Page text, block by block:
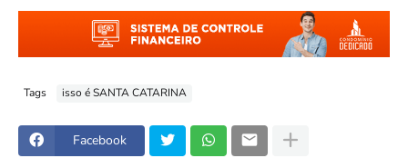
Tags isso é SANTA CATARINA
Facebook